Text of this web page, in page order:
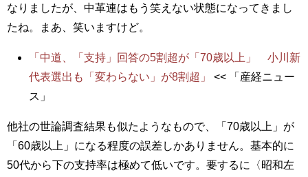
なりましたが、中革連はもう笑えない状態になってきまし
たね。まあ、笑いますけど。
「中道、「支持」回答の5割超が「70歳以上」 小川新
代表選出も「変わらない」が8割超」
<< 「産経ニュー
ス」
他社の世論調査結果も似たようなもので、「70歳以上」が
「60歳以上」になる程度の誤差しかありません。基本的に
50代から下の支持率は極めて低いです。要するに〈昭和左